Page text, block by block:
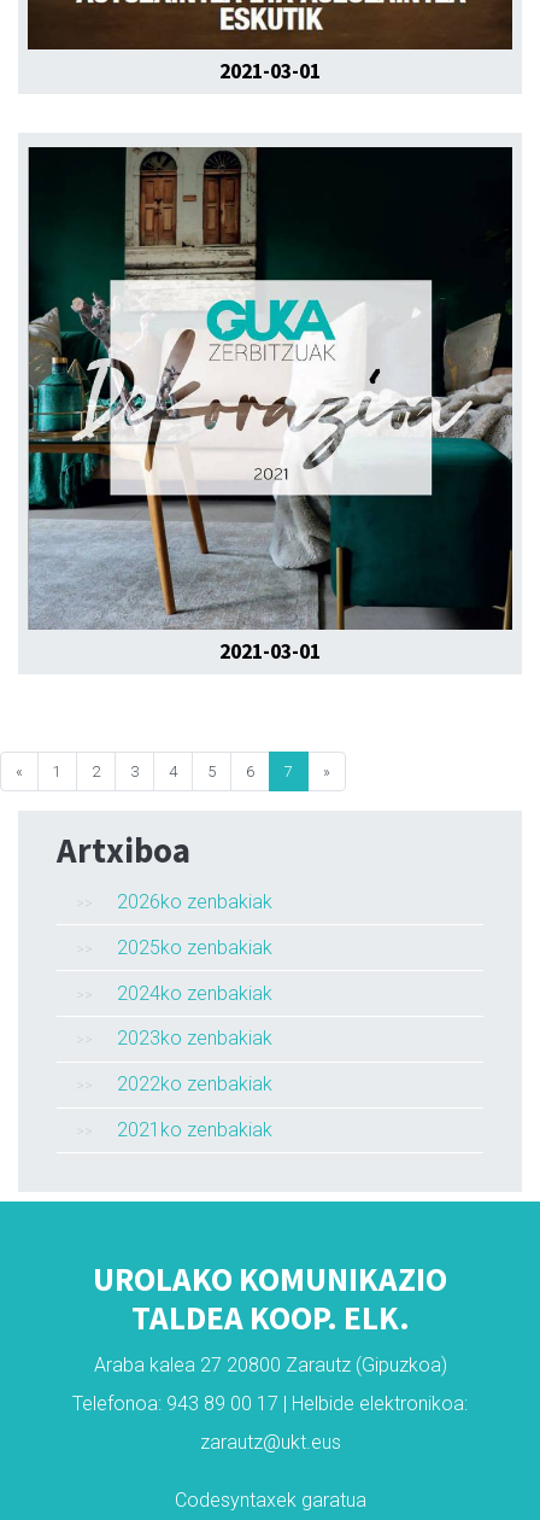
2021-03-01
2021-03-01
« 1 2 3 4 5 6 7 »
Artxiboa
2026ko zenbakiak
2025ko zenbakiak
2024ko zenbakiak
2023ko zenbakiak
2022ko zenbakiak
2021ko zenbakiak
UROLAKO KOMUNIKAZIO
TALDEA KOOP. ELK.
Araba kalea 27 20800 Zarautz (Gipuzkoa)
Telefonoa: 943 89 00 17 | Helbide elektronikoa:
zarautz@ukt.eus
Codesyntaxek garatua